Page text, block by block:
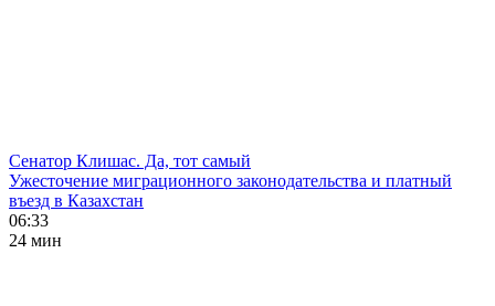
Сенатор Клишас. Да, тот самый
Ужесточение миграционного законодательства и платный
въезд в Казахстан
06:33
24 мин